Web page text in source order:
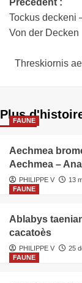
Tockus deckeni
Von der Decken
Threskiornis
Plus
FAUNE
Aechmea
Aechmea –
PHILIPPE V 13
FAUNE
Ablabys
cacatoès
PHILIPPE V 25
FAUNE